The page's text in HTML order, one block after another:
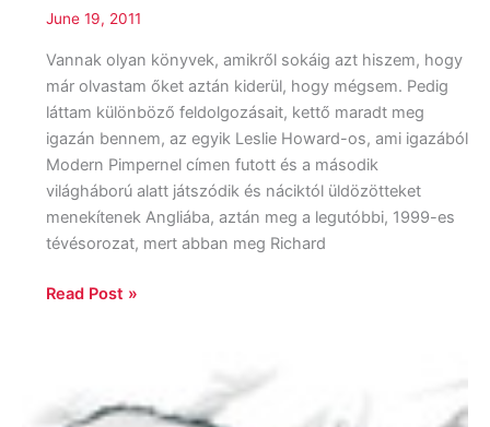
June 19, 2011
Vannak olyan könyvek, amikről sokáig azt hiszem, hogy
már olvastam őket aztán kiderül, hogy mégsem. Pedig
láttam különböző feldolgozásait, kettő maradt meg
igazán bennem, az egyik Leslie Howard-os, ami igazából
Modern Pimpernel címen futott és a második
világháború alatt játszódik és náciktól üldözötteket
menekítenek Angliába, aztán meg a legutóbbi, 1999-es
tévésorozat, mert abban meg Richard
Read Post »
Firmin,